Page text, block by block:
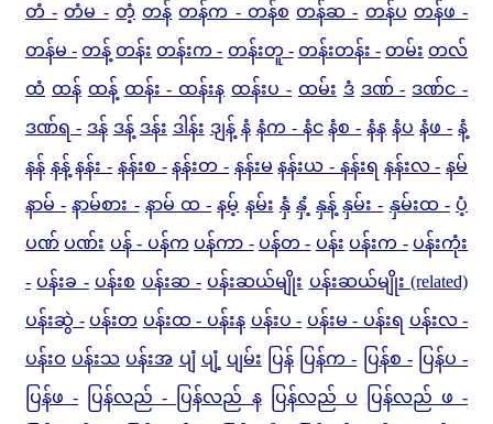
တံ - တံမ - တံ့ တန် တန်က - တန်စ တန်ဆ - တန်ပ တန်ဖ -
တန်မ - တန့် တန်း တန်းက - တန်းတူ - တန်းတန်း - တမ်း တလ်
ထံ ထန် ထန့် ထန်း - ထန်းန ထန်းပ - ထမ်း ဒံ ဒဏ် - ဒဏ်င -
ဒဏ်ရ - ဒန် ဒန့် ဒန်း ဒါန်း ဒျန့် နံ နံက - နံင နံစ - နံန နံပ နံဖ - နံ့
နန် နန့် နန်း - နန်းစ - နန်းတ - နန်းမ နန်းယ - နန်းရ နန်းလ - နမ်
နာမ် - နာမ်စား - နာမ် ထ - နမ့် နမ်း နှံ နှံ့ နှန့် နှမ်း - နှမ်းထ - ပံ့
ပဏ် ပဏ်း ပန် - ပန်က ပန်ကာ - ပန်တ - ပန်း ပန်းက - ပန်းကုံး
- ပန်းခ - ပန်းစ ပန်းဆ - ပန်းဆယ်မျိုး ပန်းဆယ်မျိုး (related)
ပန်းဆွဲ - ပန်းတ ပန်းထ - ပန်းန ပန်းပ - ပန်းမ - ပန်းရ ပန်းလ -
ပန်းဝ ပန်းသ ပန်းအ ပျံ ပျံ့ ပျမ်း ပြန် ပြန်က - ပြန်စ - ပြန်ပ -
ပြန်ဖ - ပြန်လည် - ပြန်လည် န ပြန်လည် ပ ပြန်လည် ဖ -